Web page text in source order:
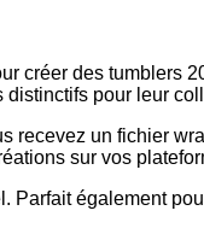
créer des tumblers
distinctifs pour leur
recevez un fichier
sur vos
également